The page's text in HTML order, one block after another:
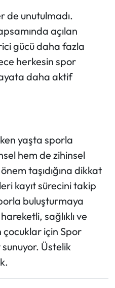
de unutulmadı.
açılan
gücü daha fazla
herkesin spor
daha aktif
yaşta sporla
hem de zihinsel
taşıdığına dikkat
kayıt sürecini takip
buluşturmaya
sağlıklı ve
için Spor
Üstelik